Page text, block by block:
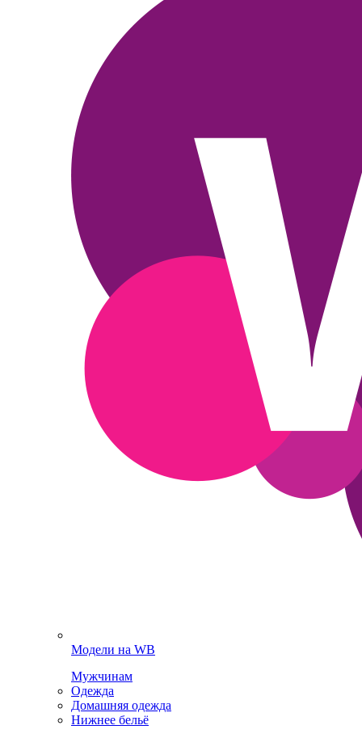
Модели на WB
Мужчинам
Одежда
Домашняя одежда
Нижнее бельё